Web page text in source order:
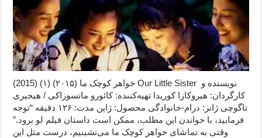
خواهر کوچک ما (۲۰۱۵) (۱) (2015) Our Little Sister نویسنده و
کارگردان: هیروکازا کوریدا تهیه‌کننده: کائورو ماتسوزاکی / هیجیری
تاگوچی ژانر: درام-خانوادگی محصول: ژاپن مدت: ۱۲۶ دقیقه “توجه
فرمایید،‌ با خواندن این مطلب، ممکن است داستان فیلم لو برود.”
وقتی به تماشای خواهر کوچک ما می‌نشینیم،‌ درست مثل این